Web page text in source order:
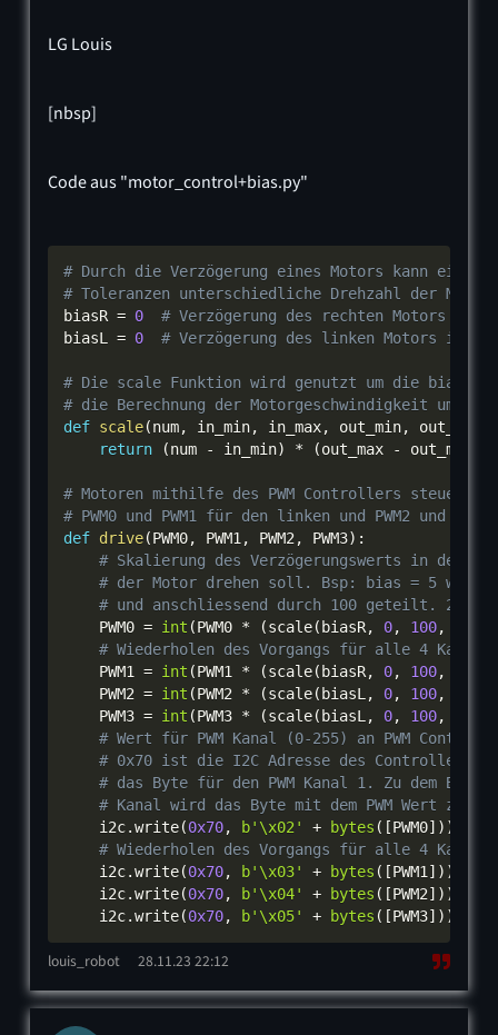
LG Louis
[nbsp]
Code aus "motor_control+bias.py"
# Durch die Verzögerung eines Motors kann eine
# Toleranzen unterschiedliche Drehzahl der
biasR = 0
# Verzögerung des rechten Motors in
biasL = 0 # Verzögerung des linken Motors in
# Die scale Funktion wird genutzt um die bias-
# die Berechnung der Motorgeschwindigkeit
def scale(num, in_min, in_max, out_min, out_max
return
(num - in_min) * (out_max - out_min
# Motoren mithilfe des PWM Controllers steuern
# PWM0 und PWM1 für den linken und PWM2 und
def drive(PWM0, PWM1, PWM2, PWM3) :
# Skalierung des Verzögerungswerts in den
# der Motor drehen soll. Bsp: bias = 5 wird in
# und anschliessend durch 100 geteilt. 255 *
    PWM0
= int (PWM0 * (scale( biasR, 0, 100,
# Wiederholen des Vorgangs für alle 4 Kanäle
    PWM1
= int (PWM1 * (scale( biasR, 0, 100,
    PWM2
= int (PWM2 * (scale( biasL, 0, 100,
    PWM3
= int (PWM3 * (scale( biasL, 0, 100,
# Wert für PWM Kanal (0-255) an PWM
# 0x70 ist die I2C Adresse des Controllers.
# das Byte für den PWM Kanal 1. Zu dem Byte
# Kanal wird das Byte mit dem PWM Wert zu
    i2c
.write(0x70, b'\x02' + bytes ( [PWM0] ) )
# Wiederholen des Vorgangs für alle 4 Kanäle
    i2c
.write(0x70, b'\x03' + bytes ( [PWM1] ) )
    i2c
.write(0x70, b'\x04' + bytes ( [PWM2] ) )
    i2c
.write(0x70, b'\x05' + bytes ( [PWM3] ) )
louis_robot 28.11.23 22:12